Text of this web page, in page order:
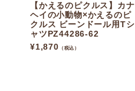
【かえるのピクルス】カナ
ヘイの小動物×かえるのピ
クルス ビーンドール用Tシ
ャツPZ44286-62
¥1,870 （税込）